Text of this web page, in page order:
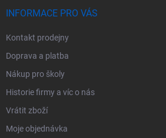
INFORMACE PRO VÁS
Kontakt prodejny
Doprava a platba
Nákup pro školy
Historie firmy a víc o nás
Vrátit zboží
Moje objednávka